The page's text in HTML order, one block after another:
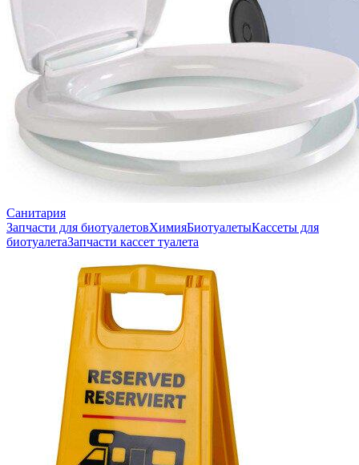
Санитария
Запчасти для биотуалетовХимияБиотуалетыКассеты для
биотуалетаЗапчасти кассет туалета